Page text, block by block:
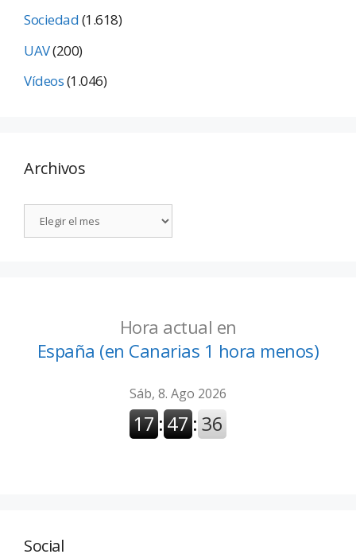
Sociedad(1.618)
UAV(200)
Vídeos(1.046)
Archivos
Hora actual en
España (en Canarias 1 hora menos)
Social